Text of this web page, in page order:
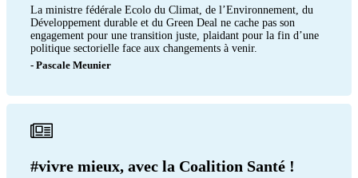
La ministre fédérale Ecolo du Climat, de l’Environnement, du
Développement durable et du Green Deal ne cache pas son
engagement pour une transition juste, plaidant pour la fin d’une
politique sectorielle face aux changements à venir.
- Pascale Meunier
#vivre mieux, avec la Coalition Santé !